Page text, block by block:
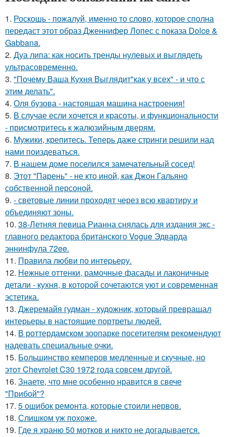
1. Роскошь - пожалуй, именно то слово, которое сполна
передаст этот образ Дженнифер Лопес с показа Dolce &
Gabbana.
2. Дуа липа: как носить тренды нулевых и выглядеть
ультрасовременно.
3. "Почему Ваша Кухня Выглядит"как у всех" - и что с
этим делать".
4. Оля бузова - настоящая машина настроения!
5. В случае если хочется и красоты, и функциональности
- присмотритесь к жалюзийным дверям.
6. Мужики, крепитесь. Теперь даже стринги решили над
нами поиздеваться.
7. В нашем доме поселился замечательный сосед!
8. Этот "Парень" - не кто иной, как Джон Гальяно
собственной персоной.
9. - световые линии проходят через всю квартиру и
объединяют зоны.
10. 38-Летняя певица Рианна снялась для издания экс -
главного редактора британского Vogue Эдварда
эннинфула 72ee.
11. Правила любви по интеpьеpу.
12. Нежные оттенки, рамочные фасады и лаконичные
детали - кухня, в которой сочетаются уют и современная
эстетика.
13. Джеремайя гудман - художник, который превращал
интерьеры в настоящие портреты людей.
14. В роттердамском зоопарке посетителям рекомендуют
надевать специальные очки.
15. Большинство кемперов медленные и скучные, но
этот Chevrolet C30 1972 года совсем другой.
16. Знаете, что мне особенно нравится в свече
"Прибой"?
17. 5 ошибок ремонта, которые стоили нервов.
18. Слишком уж похоже.
19. Где я храню 50 мотков и никто не догадывается.